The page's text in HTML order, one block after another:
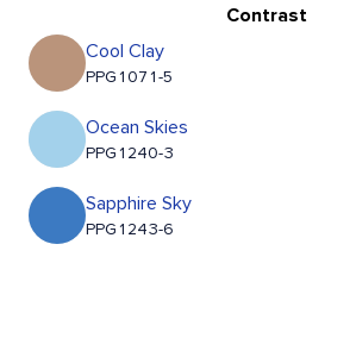
Contrast
Cool Clay
PPG1071-5
Ocean Skies
PPG1240-3
Sapphire Sky
PPG1243-6